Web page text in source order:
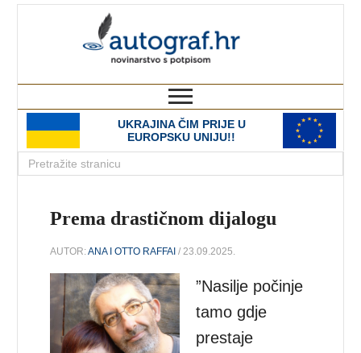
UKRAJINA ČIM PRIJE U
EUROPSKU UNIJU!!
Prema drastičnom dijalogu
AUTOR:ANA I OTTO RAFFAI / 23.09.2025.
”Nasilje počinje
tamo gdje
prestaje